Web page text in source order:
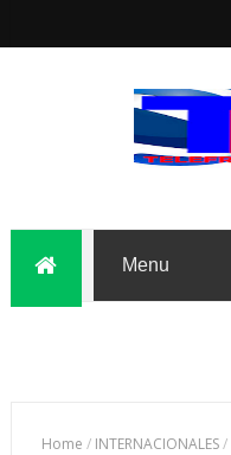
Home / INTERNACIONALES/